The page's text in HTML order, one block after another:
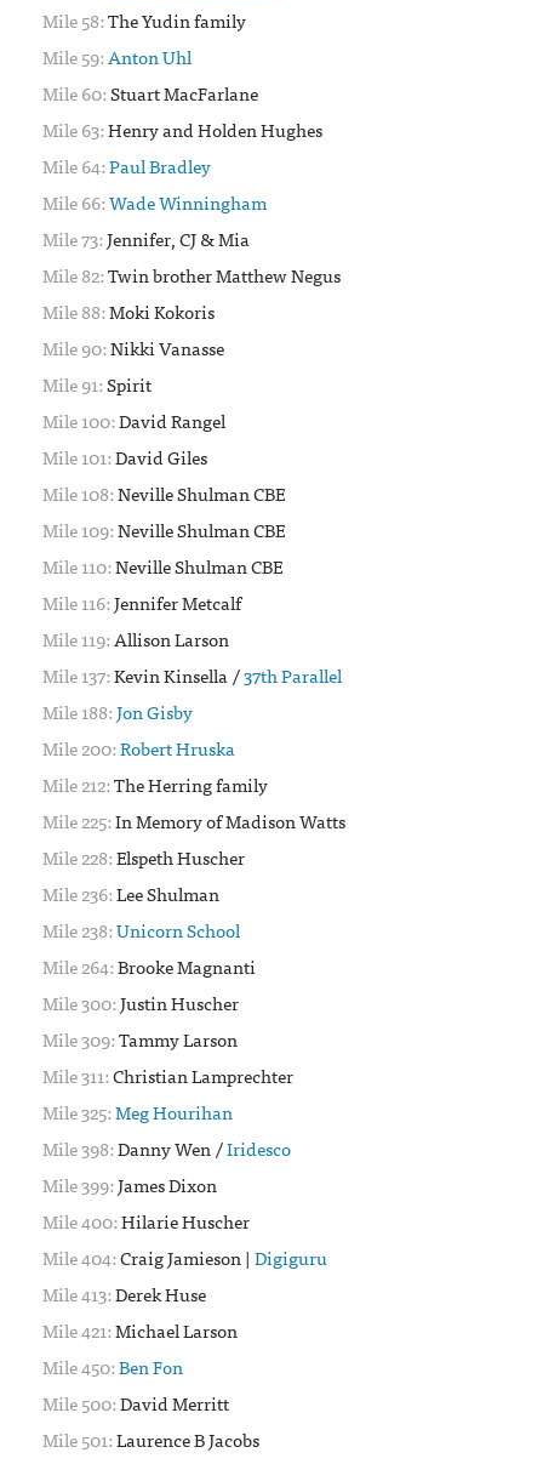
58:The Yudin family
59:Anton Uhl
60:Stuart MacFarlane
63:Henry and Holden Hughes
64:Paul Bradley
66:Wade Winningham
73:Jennifer, CJ & Mia
82:Twin brother Matthew Negus
88:Moki Kokoris
90:Nikki Vanasse
91:Spirit
100:David Rangel
101:David Giles
108:Neville Shulman CBE
109:Neville Shulman CBE
110:Neville Shulman CBE
116:Jennifer Metcalf
119:Allison Larson
137:Kevin Kinsella /37th Parallel
188:Jon Gisby
200:Robert Hruska
212:The Herring family
225:In Memory of Madison Watts
228:Elspeth Huscher
236:Lee Shulman
238:Unicorn School
264:Brooke Magnanti
300:Justin Huscher
309:Tammy Larson
311:Christian Lamprechter
325:Meg Hourihan
398:Danny Wen /Iridesco
399:James Dixon
400:Hilarie Huscher
404:Craig Jamieson | Digiguru
413:Derek Huse
421:Michael Larson
450:Ben Fon
500:David Merritt
501:Laurence B Jacobs